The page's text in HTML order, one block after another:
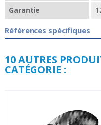
Garantie
Références spécifiques
10 AUTRES
CATÉGORIE :